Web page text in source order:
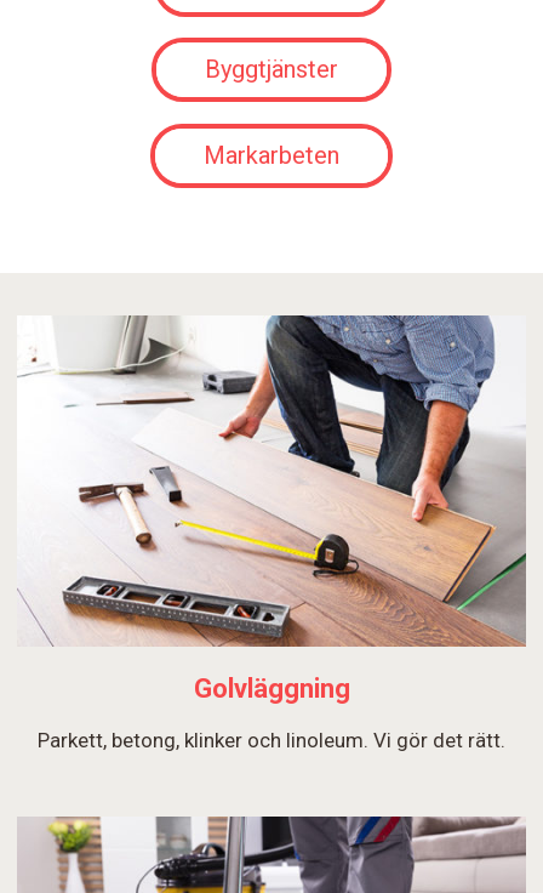
Byggtjänster
Markarbeten
Golvläggning
Parkett, betong, klinker och linoleum. Vi gör det rätt.